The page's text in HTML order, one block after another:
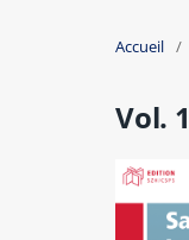
Accueil /
Vol.